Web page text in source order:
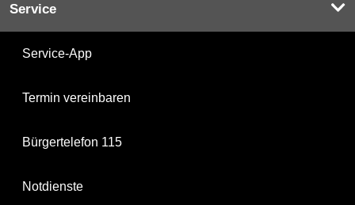
Service
Service-App
Termin vereinbaren
Bürgertelefon 115
Notdienste